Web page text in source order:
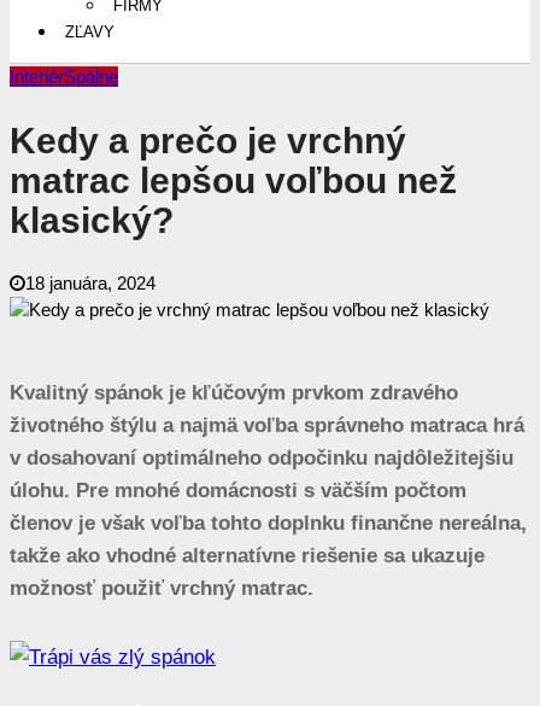
FIRMY
ZĽAVY
InteriérSpálne
Kedy a prečo je vrchný
matrac lepšou voľbou než
klasický?
18 januára, 2024
Kvalitný spánok je kľúčovým prvkom zdravého
životného štýlu a najmä voľba správneho matraca hrá
v dosahovaní optimálneho odpočinku najdôležitejšiu
úlohu. Pre mnohé domácnosti s väčším počtom
členov je však voľba tohto doplnku finančne nereálna,
takže ako vhodné alternatívne riešenie sa ukazuje
možnosť použiť vrchný matrac.